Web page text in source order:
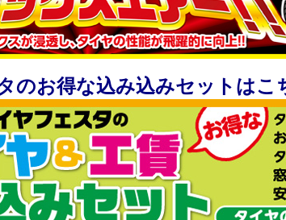
のお得な込み込みセットはこ